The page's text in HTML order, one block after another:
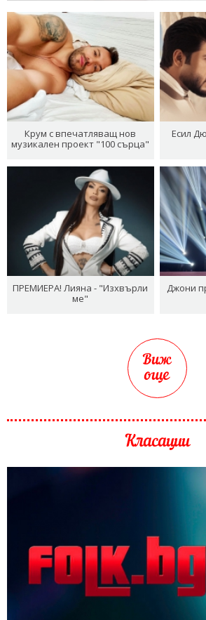
Крум с впечатляващ нов
музикален проект "100 сърца"
Есил
ПРЕМИЕРА! Лияна - "Изхвърли
ме"
Джони
Виж
още
Класации